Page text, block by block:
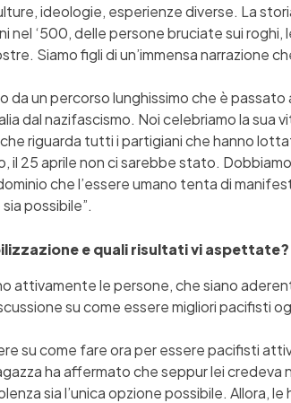
ideologie, esperienze diverse. La
nel ‘500, delle persone bruciate sui
Siamo figli di un’immensa narrazione
da un percorso lunghissimo che è
dal nazifascismo. Noi celebriamo la sua
riguarda tutti i partigiani che hanno
il 25 aprile non ci sarebbe stato.
che l’essere umano tenta di
possibile”.
e quali risultati vi aspettate?
attivamente le persone, che siano
su come essere migliori pacifisti
su come fare ora per essere pacifisti
ha affermato che seppur lei credeva
sia l’unica opzione possibile. Allora,